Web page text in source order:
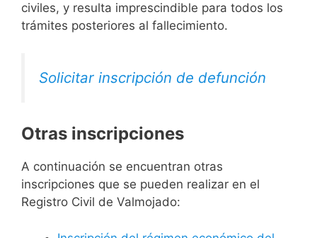
civiles, y resulta imprescindible para todos los
trámites posteriores al fallecimiento.
Solicitar inscripción de defunción
Otras inscripciones
A continuación se encuentran otras
inscripciones que se pueden realizar en el
Registro Civil de Valmojado: